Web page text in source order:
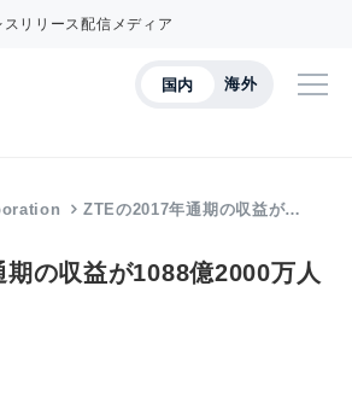
リリース配信メディア
国内 海外
ZTEの2017年通期の収益が…
の収益が1088億2000万人